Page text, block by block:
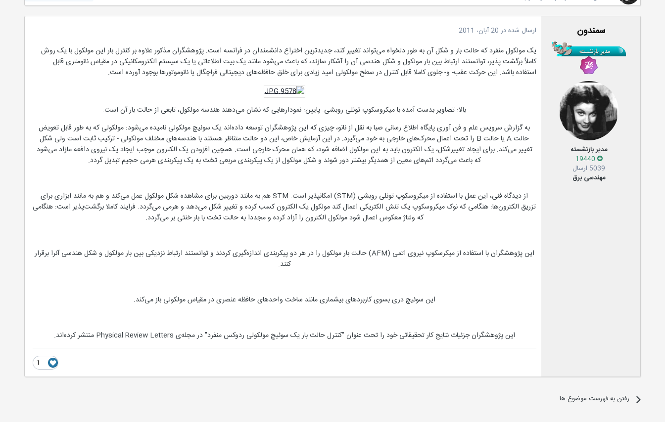
سمندون
مدیر بازنشسته
5039 ارسال
مهندسی برق
ارسال شده در 20 آبان، 2011
یک مولکول منفرد که حالت بار و شکل آن به طور دلخواه می‌تواند تغییر کند، جدیدترین اختراع دانشمندان در فرانسه است. پژوهشگران مذکور علاوه بر کنترل بار این مولکول با یک روش
کاملاً برگشت پذیر، توانستند ارتباط بین بار مولکول و شکل هندسی آن را آشکار سازند، که باعث می‌شود مانند یک بیت اطلاعاتی یا یک سیستم الکترومکانیکی در مقیاس نانومتری قابل
استفاده باشد. این حرکت عقب- و- جلوی کاملا قابل کنترل در سطح مولکولی امید زیادی برای خلق حافظه‌های دیجیتالی فراچگال یا نانوموتورها بوجود آورده است.
بالا: تصاویر بدست آمده با میکروسکوپ تونلی روبشی. پایین: نمودارهایی که نشان می‌دهند هندسه مولکول، تابعی از حالت بار آن است.
به گزارش سرویس علم و فن آوری پایگاه اطلاع رسانی صبا به نقل از نانو، چیزی که این پژوهشگران توسعه داده‌اند یک سوئیچ مولکولی نامیده می‌شود: مولکولی که به طور قابل تعویض
حالت A یا حالت B را تحت اعمال محرک‌های خارجی به خود می‌گیرد. در این آزمایش خاص، این دو حالت متناظر هستند با هندسه‌های مختلف مولکولی - ترکیب ثابت است ولی شکل
تغییر می‌کند. برای ایجاد تغییرشکل، یک الکترون باید به این مولکول اضافه شود، که همان محرک خارجی است. همچین افزودن یک الکترون موجب ایجاد یک نیروی دافعه مازاد می‌شود
که باعث می‌گردد اتم‌های معین از همدیگر بیشتر دور شوند و شکل مولکول از یک پیکربندی مربعی تخت به یک پیکربندی هرمی حجیم تبدیل گردد.
از دیدگاه فنی، این عمل با استفاده از میکروسکوپ تونلی روبشی (STM) امکانپذیر است. STM هم به مانند دوربین برای مشاهده شکل مولکول عمل می‌کند و هم به مانند ابزاری برای
تزریق الکترون‌ها: هنگامی که نوک میکروسکوپ یک تنش الکتریکی اعمال کند مولکول یک الکترون کسب کرده و تغییر شکل می‌دهد و هرمی می‌گردد. فرایند کاملا برگشت‌پذیر است: هنگامی
که ولتاژ معکوس اعمال شود مولکول الکترون را آزاد کرده و مجددا به حالت تخت با بار خنثی بر می‌گردد.
این پژوهشگران با استفاده از میکرسکوپ نیروی اتمی (AFM) حالت بار مولکول را در هر دو پیکربندی اندازه‌گیری کردند و توانستند ارتباط نزدیکی بین بار مولکول و شکل هندسی آنرا برقرار
کنند.
این سوئیچ دری بسوی کاربردهای بیشماری مانند ساخت واحدهای حافظه عنصری در مقیاس مولکولی باز می‌کند.
این پژوهشگران جزئیات نتایج کار تحقیقاتی خود را تحت عنوان "کنترل حالت بار یک سوئیچ مولکولی ردوکس منفرد" در مجله‌ی Physical Review Letters منتشر کرده‌اند.
1
رفتن به فهرست موضوع ها